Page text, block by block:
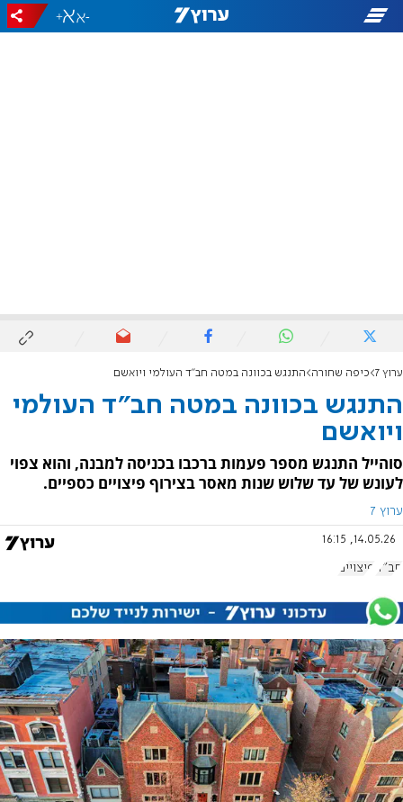
-
+
ערוץ 7 כיפה שחורה התנגש בכוונה במטה חב"ד העולמי ויואשם
התנגש בכוונה במטה חב"ד העולמי
ויואשם
סוהייל התנגש מספר פעמות ברכבו בכניסה למבנה, והוא צפוי
לעונש של עד שלוש שנות מאסר בצירוף פיצויים כספיים.
ערוץ 7
14.05.26, 16:15
חב"ד פיצויים